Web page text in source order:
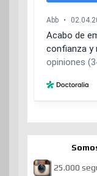
25.000